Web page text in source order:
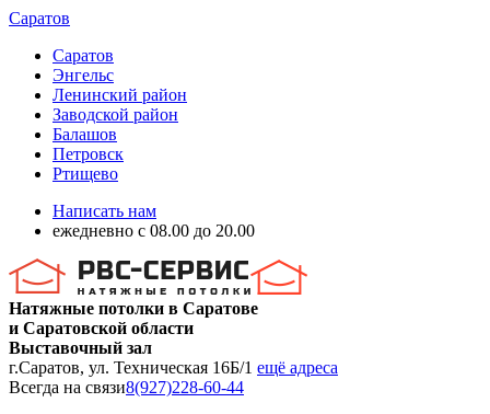
Саратов
Саратов
Энгельс
Ленинский район
Заводской район
Балашов
Петровск
Ртищево
Написать нам
ежедневно с 08.00 до 20.00
Натяжные потолки в Саратове
и Саратовской области
Выставочный зал
г.Саратов, ул. Техническая 16Б/1 ещё адреса
Всегда на связи8(927)228-60-44